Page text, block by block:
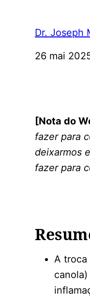
Dr. Joseph
26 mai
[Nota do
fazer para
deixarmos
fazer para
A troca